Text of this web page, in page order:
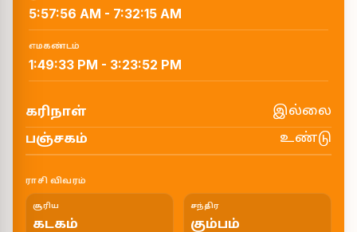
5:57:56 AM - 7:32:15 AM
எமகண்டம்
1:49:33 PM - 3:23:52 PM
கரிநாள்
இல்லை
பஞ்சகம்
உண்டு
ராசி விவரம்
சூரிய
கடகம்
சந்திர
கும்பம்